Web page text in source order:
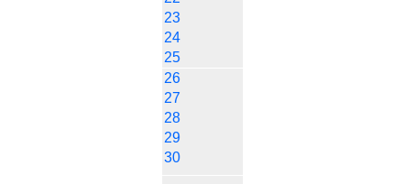
23
24
25
26
27
28
29
30